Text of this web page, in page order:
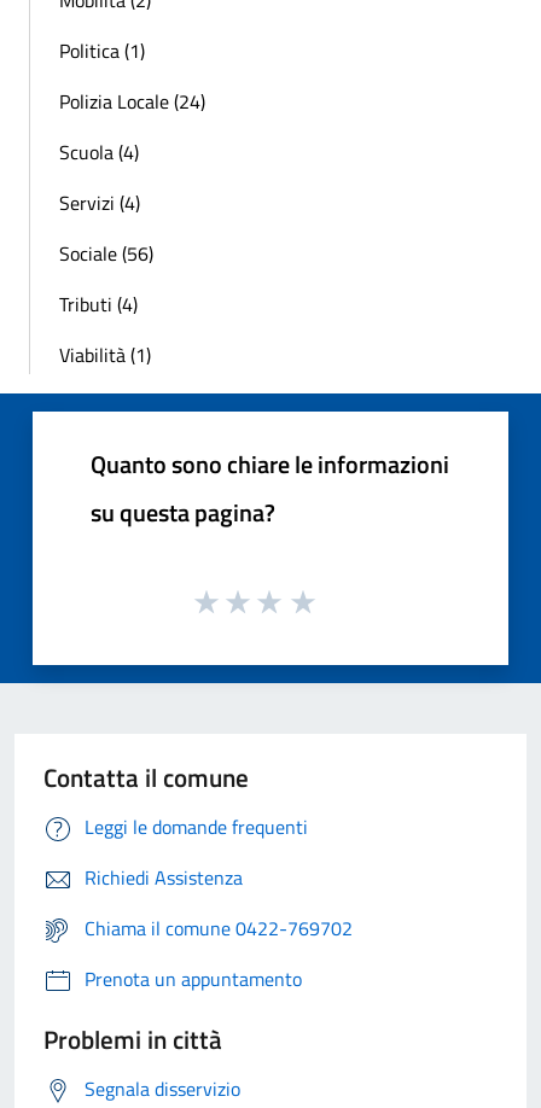
Politica (1)
Polizia Locale (24)
Scuola (4)
Servizi (4)
Sociale (56)
Tributi (4)
Viabilità (1)
Quanto sono chiare le informazioni
su questa pagina?
Contatta il comune
Leggi le domande frequenti
Richiedi Assistenza
Chiama il comune 0422-769702
Prenota un appuntamento
Problemi in città
Segnala disservizio